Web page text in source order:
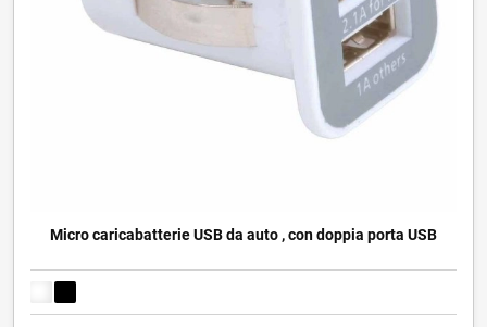
Micro caricabatterie USB da auto , con doppia porta USB